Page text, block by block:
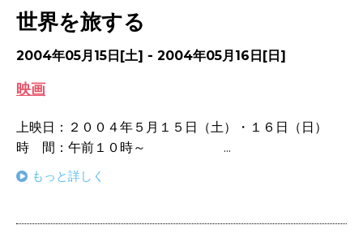
世界を旅する
2004年05月15日[土] - 2004年05月16日[日]
映画
上映日：２００４年５月１５日（土）・１６日（日）
時 間：午前１０時～ ...
もっと詳しく